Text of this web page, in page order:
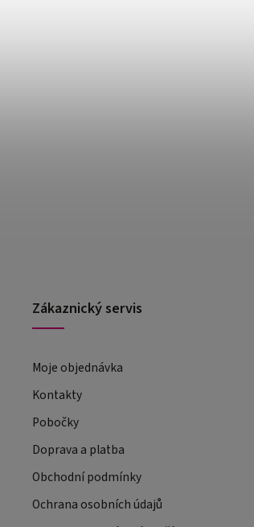
Zákaznický servis
Moje objednávka
Kontakty
Pobočky
Doprava a platba
Obchodní podmínky
Ochrana osobních údajů